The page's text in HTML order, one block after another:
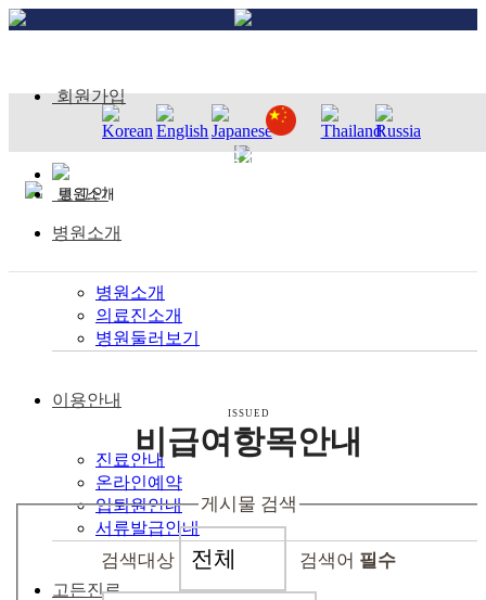
회원가입
로그인
병원소개
병원소개
의료진소개
병원둘러보기
이용안내
진료안내
온라인예약
입퇴원안내
서류발급안내
고든진료
GORDEN HOSPITAL
고객센터
고든병원은 바르고 곧은 진료를 합니다.
ISSUED
비급여항목안내
게시물 검색
검색대상 검색어 필수